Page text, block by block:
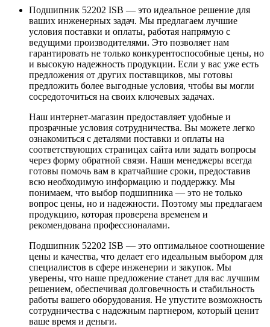
Подшипник 52202 ISB — это идеальное решение для
ваших инженерных задач. Мы предлагаем лучшие
условия поставки и оплаты, работая напрямую с
ведущими производителями. Это позволяет нам
гарантировать не только конкурентоспособные цены, но
и высокую надежность продукции. Если у вас уже есть
предложения от других поставщиков, мы готовы
предложить более выгодные условия, чтобы вы могли
сосредоточиться на своих ключевых задачах.
Наш интернет-магазин предоставляет удобные и
прозрачные условия сотрудничества. Вы можете легко
ознакомиться с деталями поставки и оплаты на
соответствующих страницах сайта или задать вопросы
через форму обратной связи. Наши менеджеры всегда
готовы помочь вам в кратчайшие сроки, предоставив
всю необходимую информацию и поддержку. Мы
понимаем, что выбор подшипника — это не только
вопрос цены, но и надежности. Поэтому мы предлагаем
продукцию, которая проверена временем и
рекомендована профессионалами.
Подшипник 52202 ISB — это оптимальное соотношение
цены и качества, что делает его идеальным выбором для
специалистов в сфере инженерии и закупок. Мы
уверены, что наше предложение станет для вас лучшим
решением, обеспечивая долговечность и стабильность
работы вашего оборудования. Не упустите возможность
сотрудничества с надежным партнером, который ценит
ваше время и деньги.